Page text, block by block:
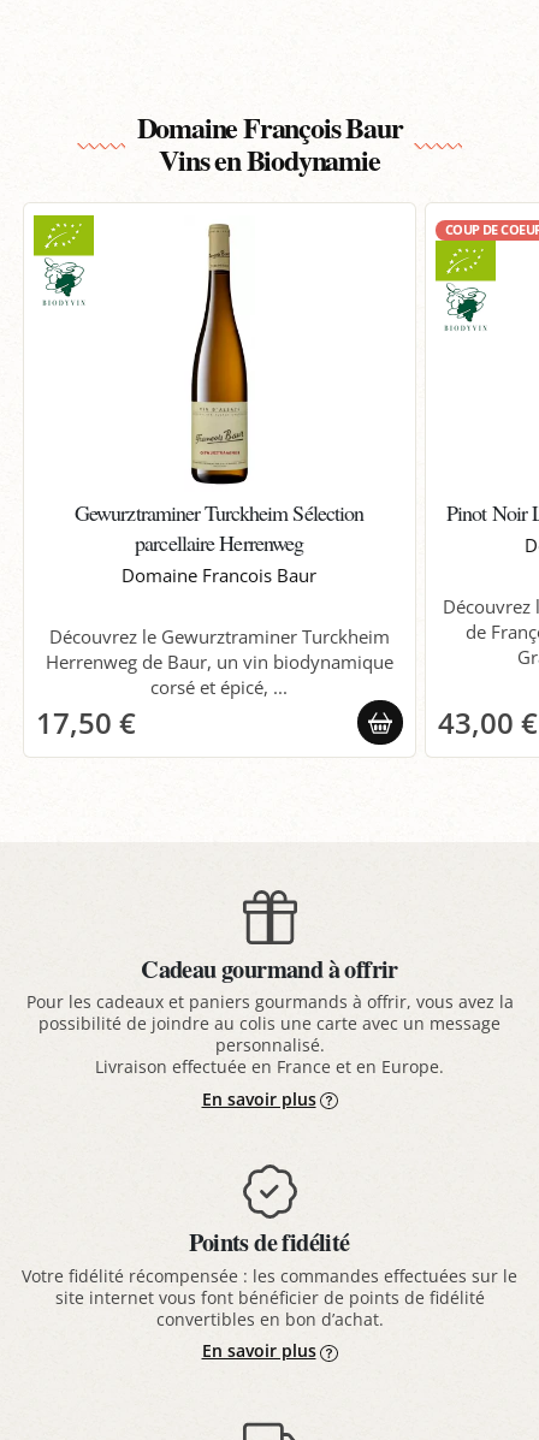
Domaine François Baur
Vins en Biodynamie
Gewurztraminer Turckheim Sélection
parcellaire Herrenweg
Domaine Francois Baur
Découvrez le Gewurztraminer Turckheim
Herrenweg de Baur, un vin biodynamique
corsé et épicé, ...
17,50 €
COUP DE
Pinot Noir
Découvrez
de
43,00 €
Cadeau gourmand à offrir
Pour les cadeaux et paniers gourmands à offrir, vous avez la
possibilité de joindre au colis une carte avec un message
personnalisé.
Livraison effectuée en France et en Europe.
En savoir plus
Points de fidélité
Votre fidélité récompensée : les commandes effectuées sur le
site internet vous font bénéficier de points de fidélité
convertibles en bon d’achat.
En savoir plus